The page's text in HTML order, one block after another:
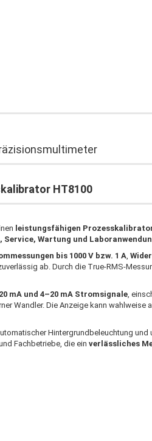
HT8100
leistungsfähigen
Wartung und
bis 1000 V bzw. 1 A,
ab. Durch die True-RMS-
mA und 4–20 mA Stromsignale,
Wandler. Die Anzeige kann wahlweise
Hintergrundbeleuchtung und
Fachbetriebe, die ein verlässliches